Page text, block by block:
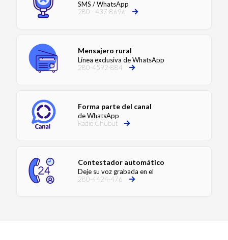
SMS / WhatsApp
280 - 437-8696
Mensajero rural
Línea exclusiva de WhatsApp
280-4592-884
Forma parte del canal
de WhatsApp
Radio Chubut
Contestador automático
Deje su voz grabada en el
280-4424-476